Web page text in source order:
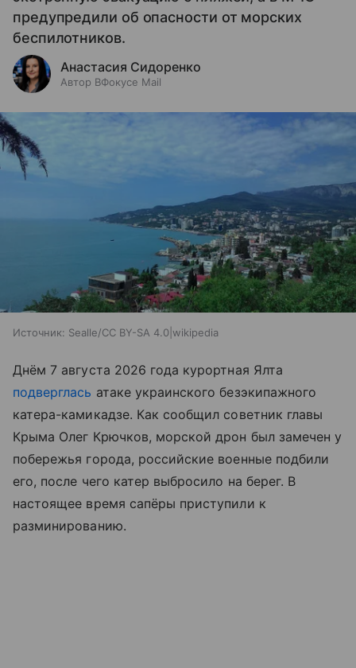
предупредили об опасности от морских
беспилотников.
Анастасия Сидоренко
Автор ВФокусе Mail
Источник: Sealle/CC BY-SA 4.0|wikipedia
Днём 7 августа 2026 года курортная Ялта
подверглась атаке украинского безэкипажного
катера-камикадзе. Как сообщил советник главы
Крыма Олег Крючков, морской дрон был замечен у
побережья города, российские военные подбили
его, после чего катер выбросило на берег. В
настоящее время сапёры приступили к
разминированию.